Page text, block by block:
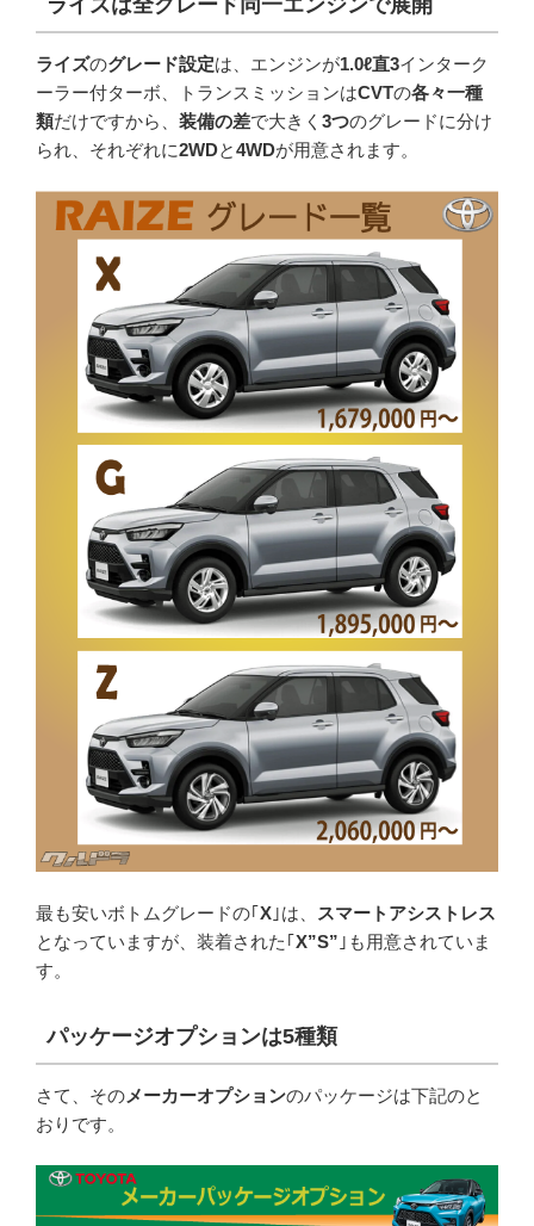
ライズは全グレード同一エンジンで展開
ライズのグレード設定は、エンジンが1.0ℓ直3インターク
ーラー付ターボ、トランスミッションはCVTの各々一種
類だけですから、 装備の差で大きく 3つのグレードに分け
られ、それぞれに2WDと4WDが用意されます。
最も安いボトムグレードの｢X ｣は、
スマートアシストレス
となっていますが、装着された｢X”S” ｣も用意されていま
す。
パッケージオプションは5種類
さて、そのメーカーオプションのパッケージは下記のと
おりです。